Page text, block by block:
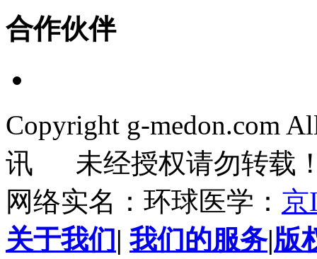
合作伙伴
Copyright g-medon.com
讯 未经授权请勿转载
网络实名：环球医学： 京
关于我们 | 我们的服务|版